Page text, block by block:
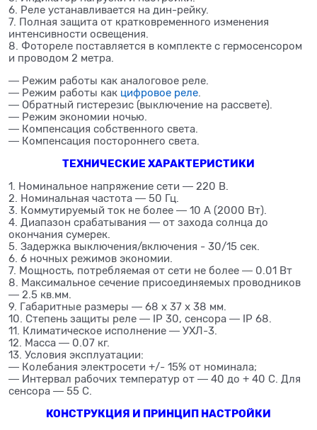
6. Реле устанавливается на дин-рейку.
7. Полная защита от кратковременного изменения
интенсивности освещения.
8. Фотореле поставляется в комплекте с гермосенсором
и проводом 2 метра.
― Режим работы как аналоговое реле.
― Режим работы как цифровое реле.
― Обратный гистерезис (выключение на рассвете).
― Режим экономии ночью.
― Компенсация собственного света.
― Компенсация постороннего света.
ТЕХНИЧЕСКИЕ ХАРАКТЕРИСТИКИ
1. Номинальное напряжение сети ― 220 В.
2. Номинальная частота ― 50 Гц.
3. Коммутируемый ток не более ― 10 А (2000 Вт).
4. Диапазон срабатывания ― от захода солнца до
окончания сумерек.
5. Задержка выключения/включения - 30/15 сек.
6. 6 ночных режимов экономии.
7. Мощность, потребляемая от сети не более ― 0.01 Вт
8. Максимальное сечение присоединяемых проводников
― 2.5 кв.мм.
9. Габаритные размеры ― 68 х 37 х 38 мм.
10. Степень защиты реле ― IP 30, сенсора ― IP 68.
11. Климатическое исполнение ― УХЛ-3.
12. Масса ― 0.07 кг.
13. Условия эксплуатации:
― Колебания электросети +/- 15% от номинала;
― Интервал рабочих температур от ― 40 до + 40 С. Для
сенсора ― 55 С.
КОНСТРУКЦИЯ И ПРИНЦИП НАСТРОЙКИ